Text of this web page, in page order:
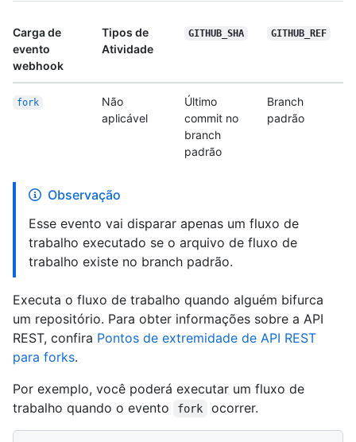
Carga de
evento
webhook
Tipos de
Atividade
GITHUB_SHA GITHUB_REF
fork
Não
aplicável
Último
commit no
branch
padrão
Branch
padrão
Observação
Esse evento vai disparar apenas um fluxo de
trabalho executado se o arquivo de fluxo de
trabalho existe no branch padrão.
Executa o fluxo de trabalho quando alguém bifurca
um repositório. Para obter informações sobre a API
REST, confira Pontos de extremidade de API REST
para forks.
Por exemplo, você poderá executar um fluxo de
trabalho quando o evento
fork ocorrer.